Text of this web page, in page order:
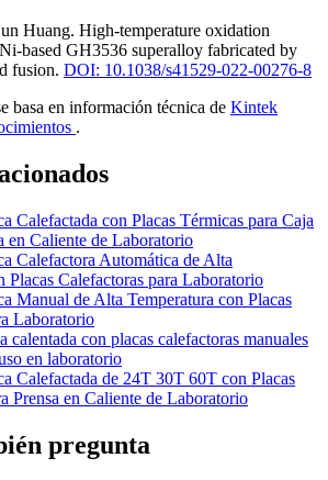
Huang. High-temperature oxidation
based GH3536 superalloy fabricated by
fusion. DOI: 10.1038/s41529-022-00276-8
basa en información técnica de Kintek
.
Calefactada con Placas Térmicas para Caja
en Caliente de Laboratorio
Calefactora Automática de Alta
Placas Calefactoras para Laboratorio
Manual de Alta Temperatura con Placas
Laboratorio
calentada con placas calefactoras manuales
en laboratorio
Calefactada de 24T 30T 60T con Placas
Prensa en Caliente de Laboratorio
pregunta